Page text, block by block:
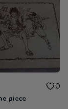
0
piece